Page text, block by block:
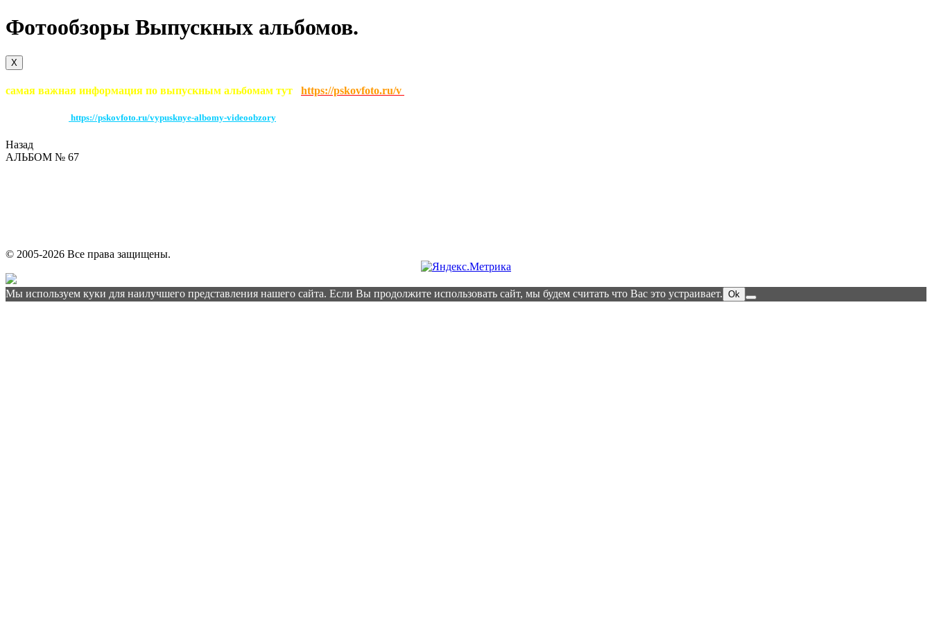
Фотообзоры Выпускных альбомов.
X
самая важная информация по выпускным альбомам тут https://pskovfoto.ru/v
https://pskovfoto.ru/vypusknye-albomy-videoobzory
Назад
АЛЬБОМ № 67
© 2005-2026 Все права защищены.
Мы используем куки для наилучшего представления нашего сайта. Если Вы продолжите использовать сайт, мы будем считать что Вас это устраивает. Ok